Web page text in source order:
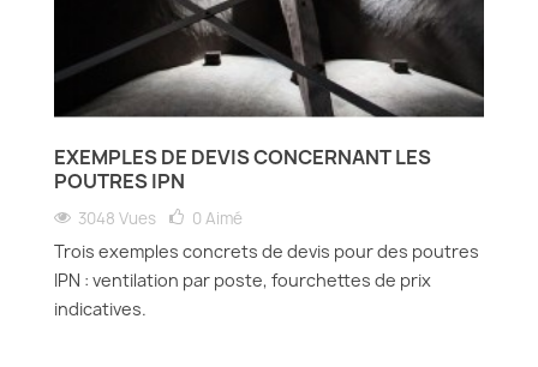
EXEMPLES DE DEVIS CONCERNANT LES
POUTRES IPN
3048 Vues 0 Aimé
Trois exemples concrets de devis pour des poutres
IPN : ventilation par poste, fourchettes de prix
indicatives.